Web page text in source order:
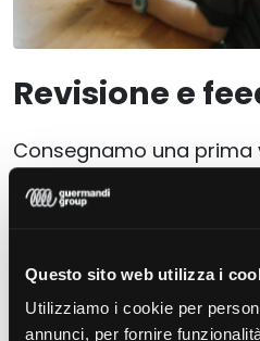
Questo sito web utilizza i
Utilizziamo i cookie per
annunci, per fornire
Revisione e
Consegnamo una prima
cui il cliente può fornire
suggerimenti,
trasparente e veloce,
cloud che permettono